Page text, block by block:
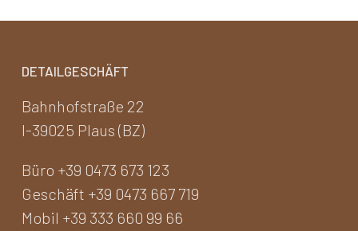
DETAILGESCHÄFT
Bahnhofstraße 22
I-39025 Plaus (BZ)
Büro +39 0473 673 123
Geschäft +39 0473 667 719
Mobil +39 333 660 99 66